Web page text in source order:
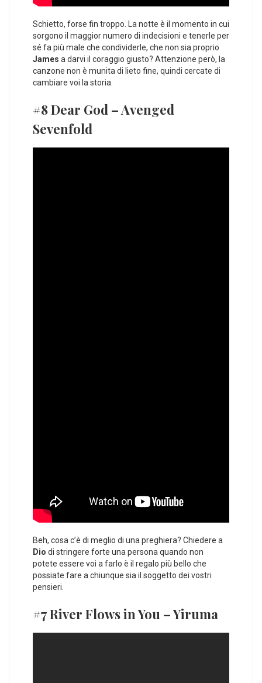
Schietto, forse fin troppo. La notte è il momento in cui
sorgono il maggior numero di indecisioni e tenerle per
sé fa più male che condividerle, che non sia proprio
James a darvi il coraggio giusto? Attenzione però, la
canzone non è munita di lieto fine, quindi cercate di
cambiare voi la storia.
#8 Dear God – Avenged
Sevenfold
Beh, cosa c’è di meglio di una preghiera? Chiedere a
Dio di stringere forte una persona quando non
potete essere voi a farlo è il regalo più bello che
possiate fare a chiunque sia il soggetto dei vostri
pensieri.
#7 River Flows in You – Yiruma